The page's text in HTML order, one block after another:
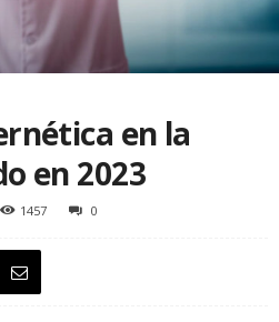
en la
en 2023
1457 0